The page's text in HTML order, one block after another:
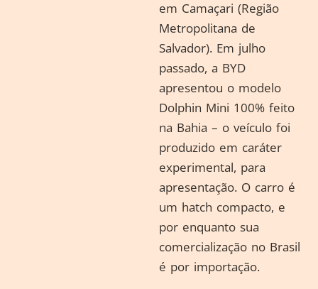
em Camaçari (Região
Metropolitana de
Salvador). Em julho
passado, a BYD
apresentou o modelo
Dolphin Mini 100% feito
na Bahia – o veículo foi
produzido em caráter
experimental, para
apresentação. O carro é
um hatch compacto, e
por enquanto sua
comercialização no Brasil
é por importação.